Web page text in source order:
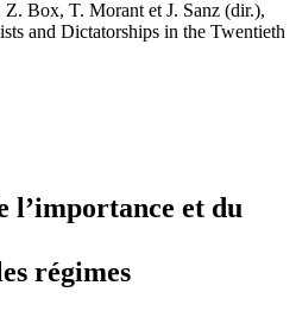
Z. Box, T. Morant et J. Sanz (dir.),
and Dictatorships in the Twentieth
l’importance et du
régimes